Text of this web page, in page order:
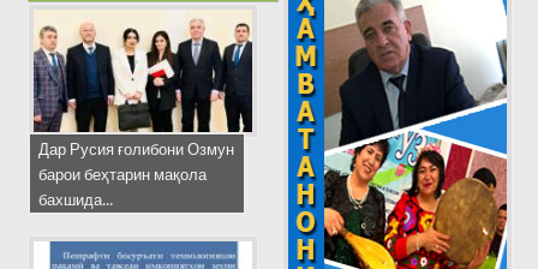
Дар Русия ғолибони Озмун
барои беҳтарин мақола
бахшида...